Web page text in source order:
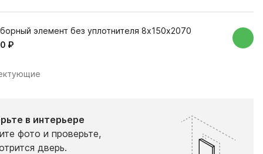
элемент без уплотнителя 8х150х2070
₽
в интерьере
фото и проверьте,
дверь.